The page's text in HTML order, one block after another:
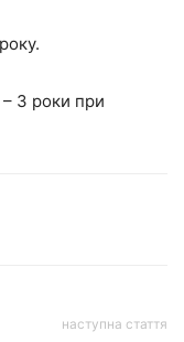
– 3 роки при
наступна стаття